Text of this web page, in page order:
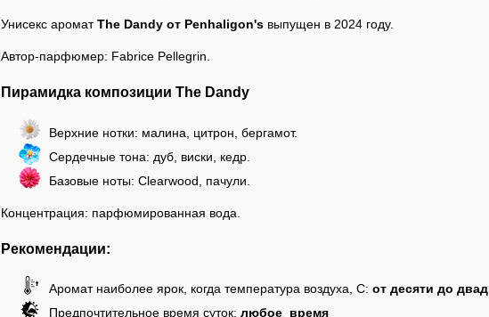
Унисекс ароматThe Dandy от Penhaligon's выпущен в 2024 году.
Автор-парфюмер: Fabrice Pellegrin.
Пирамидка композиции The Dandy
Верхние нотки: малина, цитрон, бергамот.
Сердечные тона: дуб, виски, кедр.
Базовые ноты: Clearwood, пачули.
Концентрация: парфюмированная вода.
Рекомендации:
Аромат наиболее ярок, когда температура воздуха, С: от десяти до
Предпочтительное время суток: любое_время